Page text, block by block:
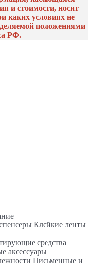
и стоимости, носит
каких условиях не
положениями
РФ.
Клейкие ленты
средства
аксессуары
Письменные и